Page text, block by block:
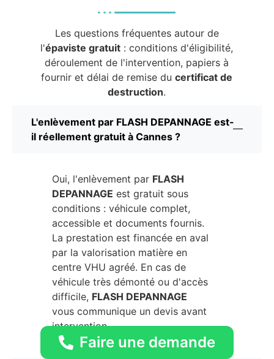
Les questions fréquentes autour de
l'épaviste gratuit : conditions d'éligibilité,
déroulement de l'intervention, papiers à
fournir et délai de remise ducertificat de
destruction.
L'enlèvement par FLASH DEPANNAGE est-
il réellement gratuit à Cannes ?
Oui, l'enlèvement par FLASH
DEPANNAGE est gratuit sous
conditions : véhicule complet,
accessible et documents fournis.
La prestation est financée en aval
par la valorisation matière en
centre VHU agréé. En cas de
véhicule très démonté ou d'accès
difficile, FLASH DEPANNAGE
vous communique un devis avant
intervention.
Faire une demande